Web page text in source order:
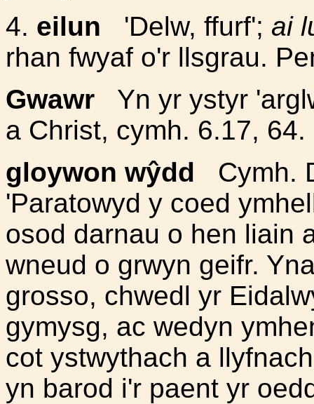
4. eilun 'Delw, ffurf'; ai
rhan fwyaf o'r llsgrau.
Gwawr Yn yr ystyr
a Christ, cymh. 6.17, 64.
gloywon wŷdd Cymh.
'Paratowyd y coed
osod darnau o hen liain
wneud o grwyn geifr.
grosso, chwedl yr
gymysg, ac wedyn
cot ystwythach a
yn barod i'r paent yr